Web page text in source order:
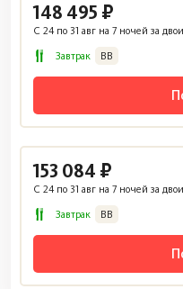
148 495 ₽
C 24 по 31 авг на 7 ночей за
Завтрак
BB
153 084 ₽
C 24 по 31 авг на 7 ночей за
Завтрак
BB